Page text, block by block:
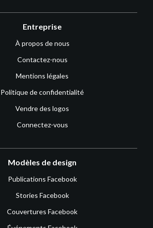
Entreprise
À propos de nous
Contactez-nous
Mentions légales
Politique de confidentialité
Vendre des logos
Connectez-vous
Modèles de design
Publications Facebook
Stories Facebook
Couvertures Facebook